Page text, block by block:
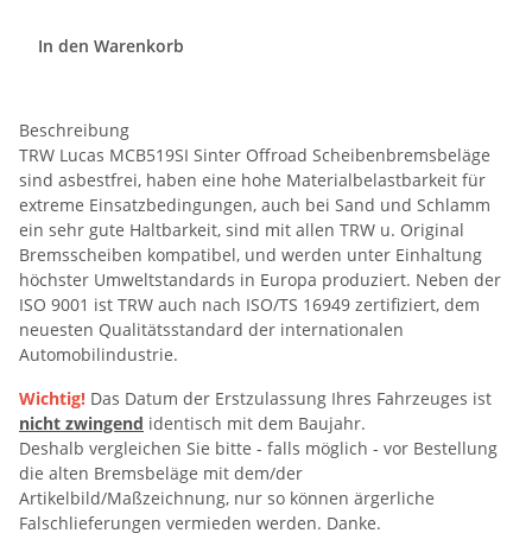
In den Warenkorb
Beschreibung
TRW Lucas MCB519SI Sinter Offroad Scheibenbremsbeläge
sind asbestfrei, haben eine hohe Materialbelastbarkeit für
extreme Einsatzbedingungen, auch bei Sand und Schlamm
ein sehr gute Haltbarkeit, sind mit allen TRW u. Original
Bremsscheiben kompatibel, und werden unter Einhaltung
höchster Umweltstandards in Europa produziert. Neben der
ISO 9001 ist TRW auch nach ISO/TS 16949 zertifiziert, dem
neuesten Qualitätsstandard der internationalen
Automobilindustrie.
Wichtig! Das Datum der Erstzulassung Ihres Fahrzeuges ist
nicht zwingend identisch mit dem Baujahr.
Deshalb vergleichen Sie bitte - falls möglich - vor Bestellung
die alten Bremsbeläge mit dem/der
Artikelbild/Maßzeichnung, nur so können ärgerliche
Falschlieferungen vermieden werden. Danke.